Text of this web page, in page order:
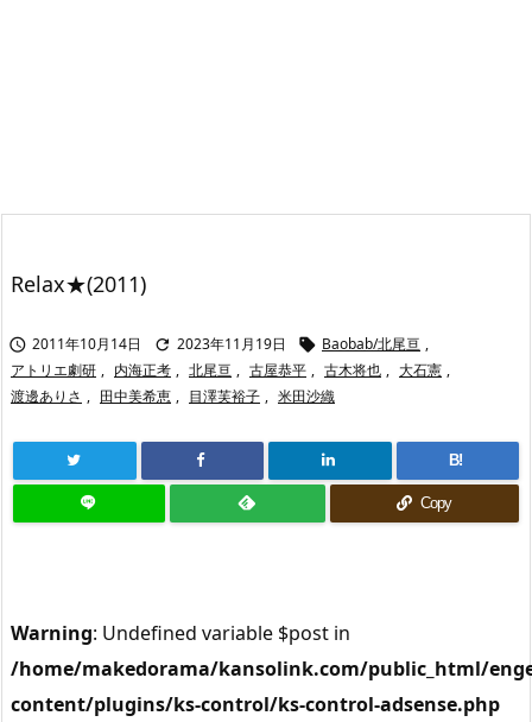
Relax★(2011)
 2011年10月14日  2023年11月19日  Baobab/北尾亘 ,
アトリエ劇研 , 内海正考 , 北尾亘 , 古屋恭平 , 古木将也 , 大石憲 ,
渡邊ありさ , 田中美希恵 , 目澤芙裕子 , 米田沙織
B!
Copy
Warning: Undefined variable $post in
/home/makedorama/kansolink.com/public_html/
content/plugins/ks-control/ks-control-adsense.php